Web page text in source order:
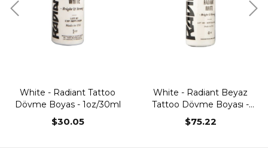
White - Radiant Tattoo
Dövme Boyas - 1oz/30ml
$30.05
White - Radiant Beyaz
Tattoo Dövme Boyası -
4oz/120ml
$75.22